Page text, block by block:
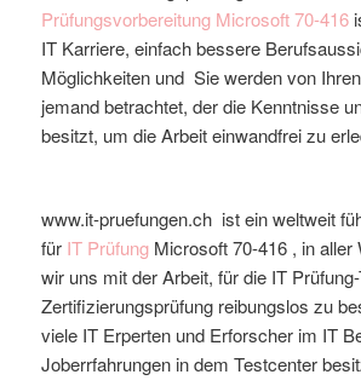
Prüfungsvorbereitung Microsoft70-416
IT Karriere, einfach bessere
Möglichkeiten und Sie werden von
jemand betrachtet, der die Kenntnisse
besitzt, um die Arbeit einwandfrei zu
www.it-pruefungen.ch ist ein weltweit
für IT Prüfung Microsoft70-416 , in aller
wir uns mit der Arbeit, für die IT
Zertifizierungsprüfung reibungslos zu
viele IT Erperten und Erforscher im IT
Joberrfahrungen in dem Testcenter